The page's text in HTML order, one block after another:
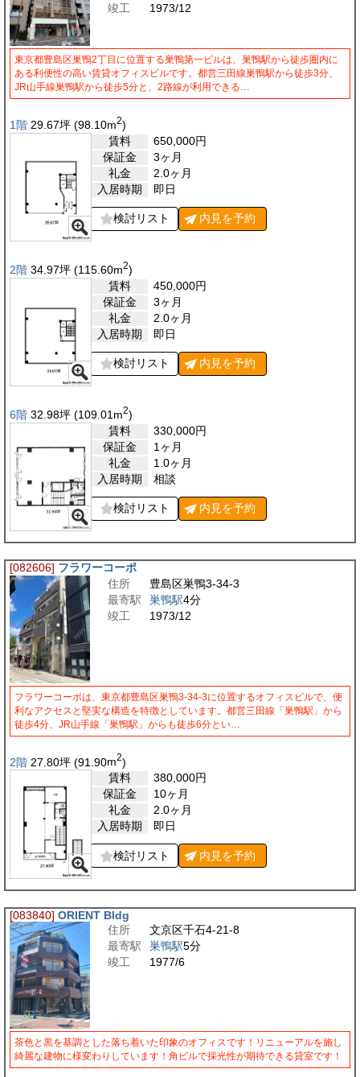
竣工
1973/12
東京都豊島区巣鴨2丁目に位置する巣鴨第一ビルは、巣鴨駅から徒歩圏内に
ある利便性の高い賃貸オフィスビルです。都営三田線巣鴨駅から徒歩3分、
JR山手線巣鴨駅から徒歩5分と、2路線が利用できる…
1階 29.67坪 (98.10m2)
賃料
650,000円
保証金
3ヶ月
礼金
2.0ヶ月
入居時期
即日
検討リスト 内見を予約
2階 34.97坪 (115.60m2)
賃料
450,000円
保証金
3ヶ月
礼金
2.0ヶ月
入居時期
即日
検討リスト 内見を予約
6階 32.98坪 (109.01 m2)
賃料
330,000円
保証金
1ヶ月
礼金
1.0ヶ月
入居時期
相談
検討リスト 内見を予約
[082606] フラワーコーポ
住所
豊島区巣鴨3-34-3
最寄駅
巣鴨駅4分
竣工
1973/12
フラワーコーポは、東京都豊島区巣鴨3-34-3に位置するオフィスビルで、便
利なアクセスと堅実な構造を特徴としています。都営三田線「巣鴨駅」から
徒歩4分、JR山手線「巣鴨駅」からも徒歩6分とい…
2階 27.80坪 (91.90m2)
賃料
380,000円
保証金
10ヶ月
礼金
2.0ヶ月
入居時期
即日
検討リスト 内見を予約
[083840] ORIENT Bldg
住所
文京区千石4-21-8
最寄駅
巣鴨駅5分
竣工
1977/6
茶色と黒を基調とした落ち着いた印象のオフィスです！リニューアルを施し
綺麗な建物に様変わりしています！角ビルで採光性が期待できる貸室です！